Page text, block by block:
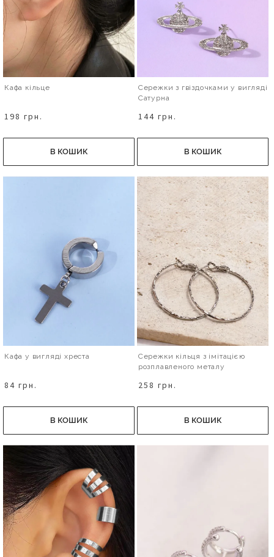
Кафа кільце
198 грн.
В КОШИК
Сережки з гвіздочками у вигляді
Сатурна
144 грн.
В КОШИК
Кафа у вигляді хреста
84 грн.
В КОШИК
Сережки кільця з імітацією
розплавленого металу
258 грн.
В КОШИК